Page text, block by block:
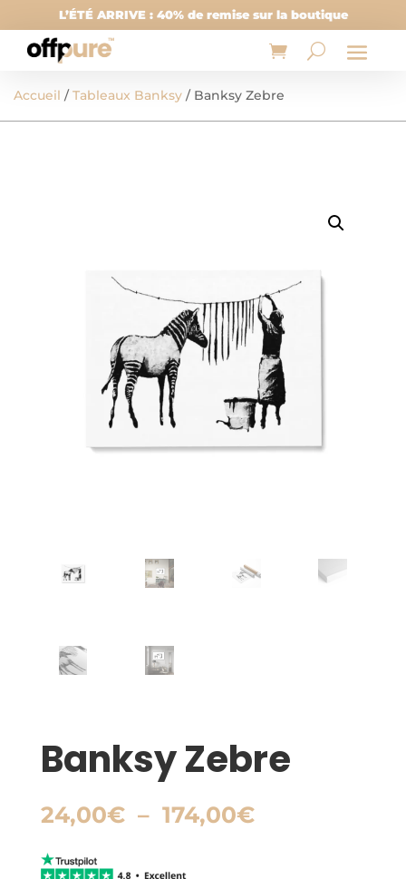
L’ÉTÉ ARRIVE : 40% de remise sur la boutique
Accueil /Tableaux Banksy / Banksy Zebre
Banksy Zebre
24,00€ – 174,00€Plage